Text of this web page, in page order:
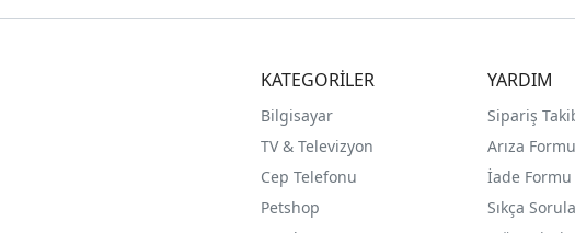
KATEGORİLER
Bilgisayar
TV & Televizyon
Cep Telefonu
Petshop
YARDIM
Sipariş
Arıza Formu
İade Formu
Sıkça